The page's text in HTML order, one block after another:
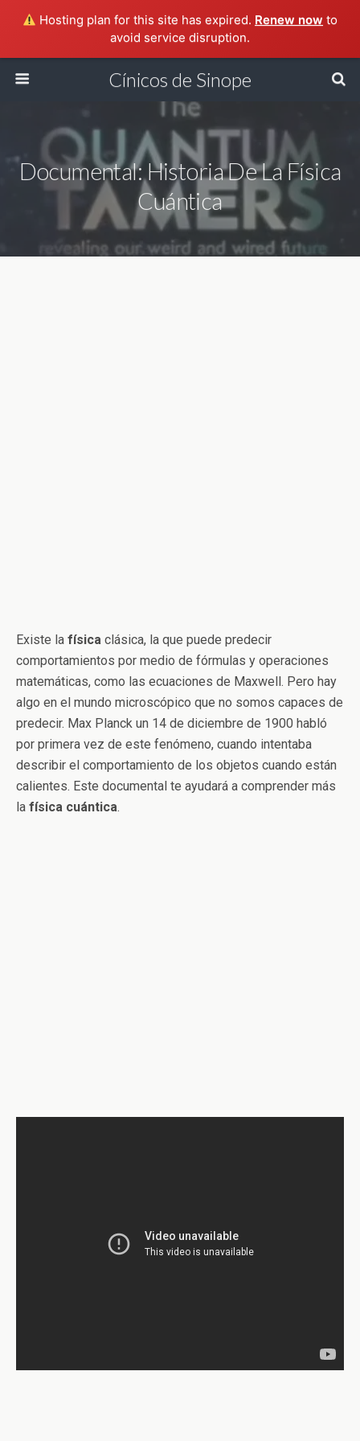
Hosting plan for this site has expired. Renew now to
avoid service disruption.
Cínicos de Sinope
Documental: Historia De La Física
Cuántica
Existe la física clásica, la que puede predecir
comportamientos por medio de fórmulas y operaciones
matemáticas, como las ecuaciones de Maxwell. Pero hay
algo en el mundo microscópico que no somos capaces de
predecir. Max Planck un 14 de diciembre de 1900 habló
por primera vez de este fenómeno, cuando intentaba
describir el comportamiento de los objetos cuando están
calientes. Este documental te ayudará a comprender más
la física cuántica.